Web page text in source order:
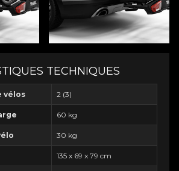
TECHNIQUES
vélos 2 (3)
60 kg
30 kg
135 x 69 x 79 cm